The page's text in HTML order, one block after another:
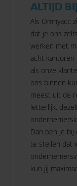
ALTIJD
Als Omnyacc
dat je ons
werken met
acht kantoren
als onze
ons binnen
meest uit de
letterlijk,
Dan ben je bij
te stellen dat
kun jij